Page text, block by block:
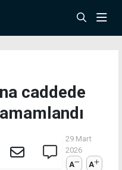
caddede
29 Mart
2026
A
A